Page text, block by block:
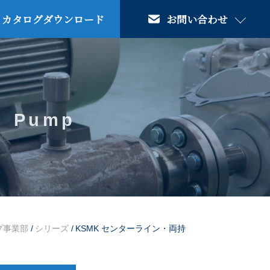
カタログダウンロード お問い合わせ
Pump
事業部 / シリーズ / KSMK センターライン・両持